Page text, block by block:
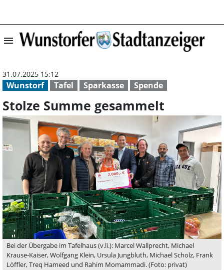
menu Stolze Summe
Wunstorf Tafel Sparkasse Spende
31.07.2025 15:12
Stolze Summe gesammelt
Bei der Übergabe im Tafelhaus (v.li.): Marcel Wallprecht, Michael
Krause-Kaiser, Wolfgang Klein, Ursula Jungbluth, Michael Scholz, Frank
Löffler, Treq Hameed und Rahim Momammadi. (Foto: privat)